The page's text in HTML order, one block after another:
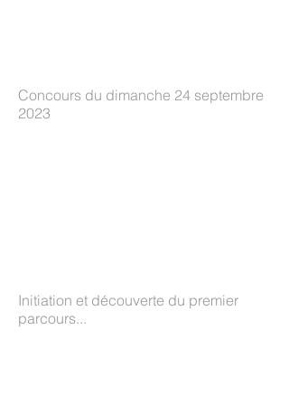
Concours du dimanche 24 septembre
2023
Initiation et découverte du premier
parcours...